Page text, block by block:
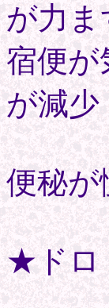
が力ま
宿便
が減少
便秘が
★ドロ